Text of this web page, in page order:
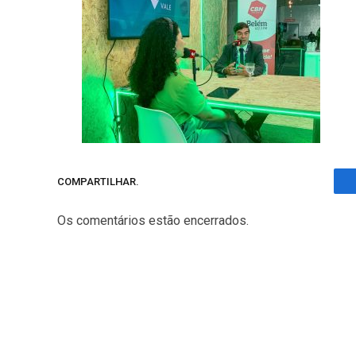
COMPARTILHAR.
Os comentários estão encerrados.